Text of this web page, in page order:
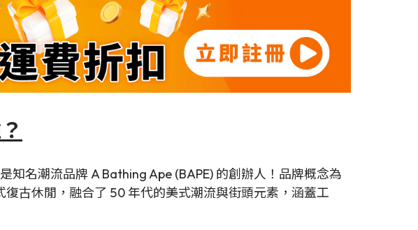
知名潮流品牌 A Bathing Ape (BAPE) 的創辦人！品牌概念為
古休閒，融合了 50 年代的美式潮流與街頭元素，涵蓋工